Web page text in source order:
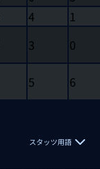
4
1
3 0
5 6
スタッツ用語